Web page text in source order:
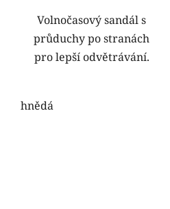
Volnočasový sandál s
průduchy po stranách
pro lepší odvětrávání.
hnědá